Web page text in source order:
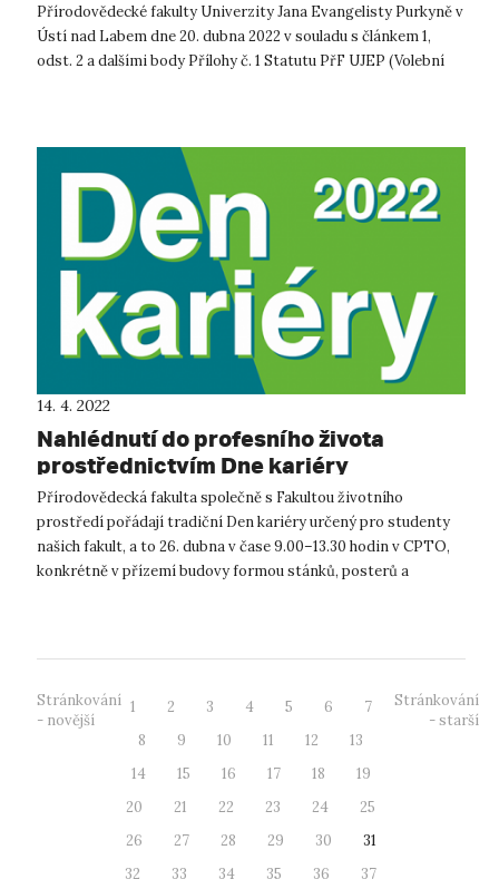
Přírodovědecké fakulty Univerzity Jana Evangelisty Purkyně v
Ústí nad Labem dne 20. dubna 2022 v souladu s článkem 1,
odst. 2 a dalšími body Přílohy č. 1 Statutu PřF UJEP (Volební
14. 4. 2022
Nahlédnutí do profesního života
prostřednictvím Dne kariéry
Přírodovědecká fakulta společně s Fakultou životního
prostředí pořádají tradiční Den kariéry určený pro studenty
našich fakult, a to 26. dubna v čase 9.00–13.30 hodin v CPTO,
konkrétně v přízemí budovy formou stánků, posterů a
Stránkování
- novější
1 2 3 4 5 6
7
8
9 10 11 12
13
14
15 16 17 18
19
20
21 22 23 24
25
26
27 28 29 30
31
32
33 34 35 36 37
Stránkování
- starší